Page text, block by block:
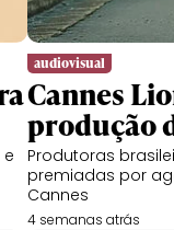
audiovisual
Cannes
produção
Produtoras
premiadas por
Cannes
4 semanas atrás